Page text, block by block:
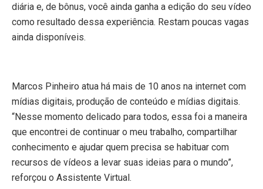
diária e, de bônus, você ainda ganha a edição do seu vídeo
como resultado dessa experiência. Restam poucas vagas
ainda disponíveis.
Marcos Pinheiro atua há mais de 10 anos na internet com
mídias digitais, produção de conteúdo e mídias digitais.
“Nesse momento delicado para todos, essa foi a maneira
que encontrei de continuar o meu trabalho, compartilhar
conhecimento e ajudar quem precisa se habituar com
recursos de vídeos a levar suas ideias para o mundo”,
reforçou o Assistente Virtual.